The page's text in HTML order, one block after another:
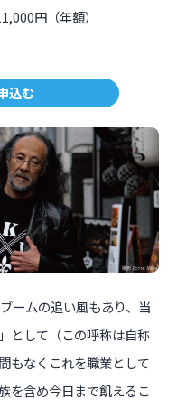
円（年額）
込む
ームの追い風もあり、当
として（この呼称は自称
もなくこれを職業として
を含め今日まで飢えるこ